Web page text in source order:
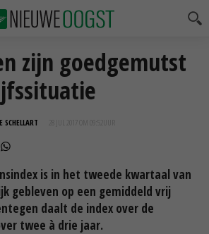
zijn goedgemutst
SCHELLART 28 JUL 2017 OM 09:52
is in het tweede kwartaal van
gebleven op een gemiddeld vrij
daalt de index over de
twee à drie jaar.